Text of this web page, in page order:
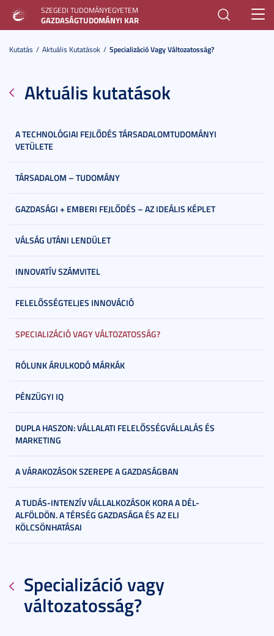
SZEGEDI TUDOMÁNYEGYETEM
GAZDASÁGTUDOMÁNYI KAR
Kutatás Aktuális Kutatások Specializáció Vagy Változatosság?
Aktuális kutatások
A TECHNOLÓGIAI FEJLŐDÉS TÁRSADALOMTUDOMÁNYI
VETÜLETE
TÁRSADALOM – TUDOMÁNY
GAZDASÁGI + EMBERI FEJLŐDÉS – AZ IDEÁLIS KÉPLET
VÁLSÁG UTÁNI LENDÜLET
INNOVATÍV SZÁMVITEL
FELELŐSSÉGTELJES INNOVÁCIÓ
SPECIALIZÁCIÓ VAGY VÁLTOZATOSSÁG?
RÓLUNK ÁRULKODÓ MÁRKÁK
PÉNZÜGYI IQ
DUPLA HASZON: VÁLLALATI FELELŐSSÉGVÁLLALÁS ÉS
MARKETING
A VÁRAKOZÁSOK SZEREPE A GAZDASÁGBAN
A TUDÁS-INTENZÍV VÁLLALKOZÁSOK KORA A DÉL-
ALFÖLDÖN. A TÉRSÉG GAZDASÁGA ÉS AZ ELI
KÖLCSÖNHATÁSAI
Specializáció vagy
változatosság?